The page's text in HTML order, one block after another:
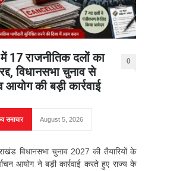
17 राजनीतिक दलों का
विधानसभा चुनाव से
की बड़ी कार्रवाई
0
समाचार August 5, 2026
विधानसभा चुनाव 2027 की तैयारियों के
आयोग ने बड़ी कार्रवाई करते हुए राज्य के